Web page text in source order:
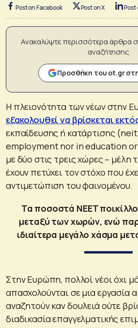
Post on Facebook Post on X Post
Ανακαλύψτε περισσότερα άρθρα
αναζήτησης
Προσθήκη του ot.gr
Η πλειονότητα των νέων στην
εξακολουθεί να βρίσκεται
εκπαίδευσης ή κατάρτισης
employment nor in education or
με δύο στις τρεις χώρες – μέλη
έχουν πετύχει τον στόχο που
αντιμετώπιση του φαινομένου.
Τα ποσοστά NEET
μεταξύ των χωρών, ενώ
ιδιαίτερα μεγάλο χάσμα
Στην Ευρώπη, πολλοί νέοι όχι
απασχολούνται σε μια εργασία
αναζητούν καν δουλειά ούτε
διαδικασία επαγγελματικής